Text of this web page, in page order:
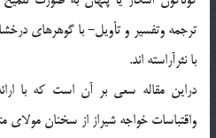
ترجمه وتفسير و تأويل- با گوهرهاي
با نثرآراسته اند.
دراين مقاله سعي بر آن است که با
واقتباسات خواجه شيراز از سخنان مولاي